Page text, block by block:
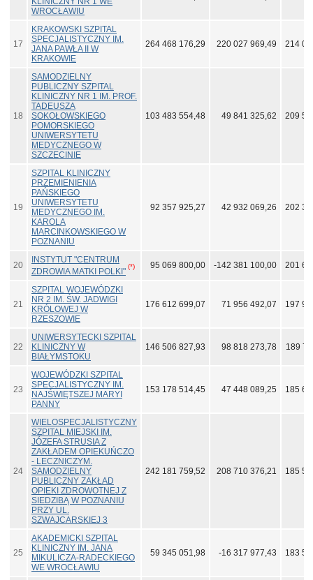
WROCŁAWIU
17
KRAKOWSKI SZPITAL
SPECJALISTYCZNY IM.
JANA PAWŁA II W
KRAKOWIE
264 468 176,29 220 027 969,49 214
18
SAMODZIELNY
PUBLICZNY SZPITAL
KLINICZNY NR 1 IM. PROF.
TADEUSZA
SOKOŁOWSKIEGO
POMORSKIEGO
UNIWERSYTETU
MEDYCZNEGO W
SZCZECINIE
103 483 554,48 49 841 325,62 209
19
SZPITAL KLINICZNY
PRZEMIENIENIA
PAŃSKIEGO
UNIWERSYTETU
MEDYCZNEGO IM.
KAROLA
MARCINKOWSKIEGO W
POZNANIU
92 357 925,27 42 932 069,26 202
20
INSTYTUT "CENTRUM
ZDROWIA MATKI POLKI"
(*) 95 069 800,00 -142 381 100,00 201
21
SZPITAL WOJEWÓDZKI
NR 2 IM. ŚW. JADWIGI
KRÓLOWEJ W
RZESZOWIE
176 612 699,07 71 956 492,07 197
22
UNIWERSYTECKI SZPITAL
KLINICZNY W
BIAŁYMSTOKU
146 506 827,93 98 818 273,78 189
23
WOJEWÓDZKI SZPITAL
SPECJALISTYCZNY IM.
NAJŚWIĘTSZEJ MARYI
PANNY
153 178 514,45 47 448 089,25 185
24
WIELOSPECJALISTYCZNY
SZPITAL MIEJSKI IM.
JÓZEFA STRUSIA Z
ZAKŁADEM OPIEKUŃCZO
- LECZNICZYM.
SAMODZIELNY
PUBLICZNY ZAKŁAD
OPIEKI ZDROWOTNEJ Z
SIEDZIBĄ W POZNANIU
PRZY UL.
SZWAJCARSKIEJ 3
242 181 759,52 208 710 376,21 185
25
AKADEMICKI SZPITAL
KLINICZNY IM. JANA
MIKULICZA-RADECKIEGO
WE WROCŁAWIU
59 345 051,98 -16 317 977,43 183